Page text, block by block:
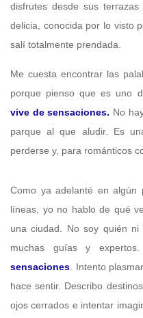
disfrutes desde sus
delicia, conocida por lo visto
salí totalmente prendada.
Me cuesta encontrar las
porque pienso que es uno
vive de sensaciones. No
parque al que aludir. Es
perderse y, para románticos
Como ya adelanté en algún
líneas, yo no hablo de qué
una ciudad. No soy quién
muchas guías y expertos.
sensaciones. Intento
hace sentir. Describo
ojos cerrados e intentar